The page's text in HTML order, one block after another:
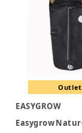
Outlet
EASYGROW